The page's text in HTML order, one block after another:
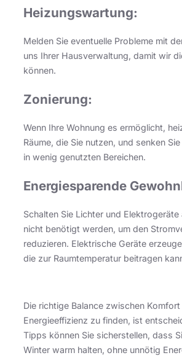
Heizungswartung:
Melden Sie eventuelle Probleme mit
uns Ihrer Hausverwaltung, damit wir
können.
Zonierung:
Wenn Ihre Wohnung es ermöglicht,
Räume, die Sie nutzen, und senken
in wenig genutzten Bereichen.
Energiesparende
Schalten Sie Lichter und
nicht benötigt werden, um den
reduzieren. Elektrische Geräte
die zur Raumtemperatur beitragen
Die richtige Balance zwischen Komfort
Energieeffizienz zu finden, ist
Tipps können Sie sicherstellen, dass
Winter warm halten, ohne unnötig